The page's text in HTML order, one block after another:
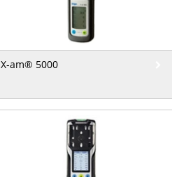
X-am® 5000